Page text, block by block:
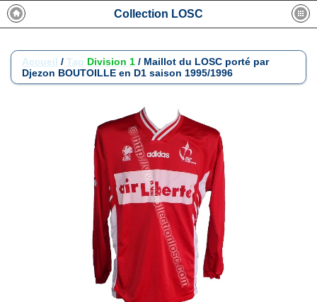
Collection LOSC
Accueil / Tag Division 1 / Maillot du LOSC porté par
Djezon BOUTOILLE en D1 saison 1995/1996